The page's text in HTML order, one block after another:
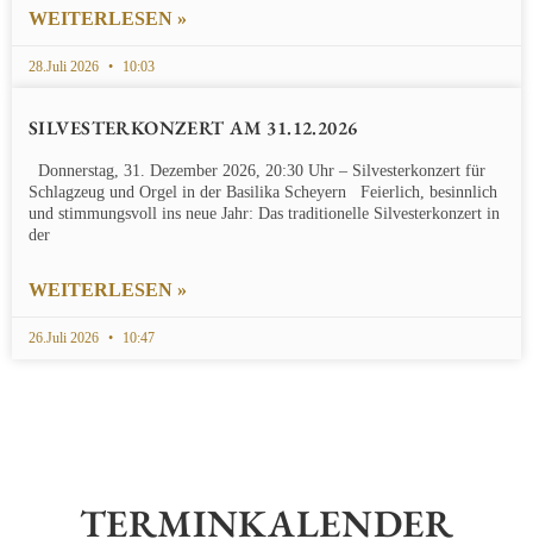
WEITERLESEN »
28.Juli 2026 10:03
SILVESTERKONZERT AM 31.12.2026
Donnerstag, 31. Dezember 2026, 20:30 Uhr – Silvesterkonzert für
Schlagzeug und Orgel in der Basilika Scheyern Feierlich, besinnlich
und stimmungsvoll ins neue Jahr: Das traditionelle Silvesterkonzert in
der
WEITERLESEN »
26.Juli 2026 10:47
TERMINKALENDER